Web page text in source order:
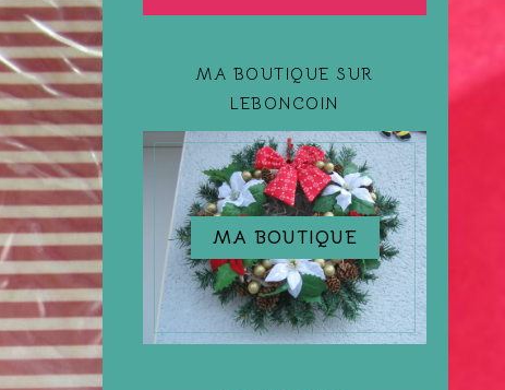
MA BOUTIQUE SUR
LEBONCOIN
MA BOUTIQUE